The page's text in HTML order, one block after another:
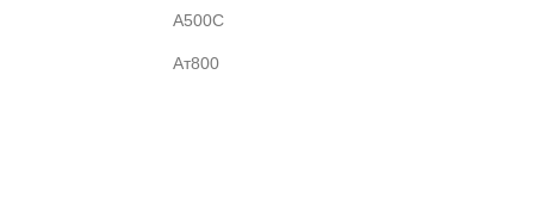
А500С
Ат800